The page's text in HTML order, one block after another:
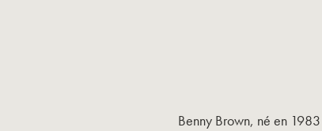
Benny Brown, né en